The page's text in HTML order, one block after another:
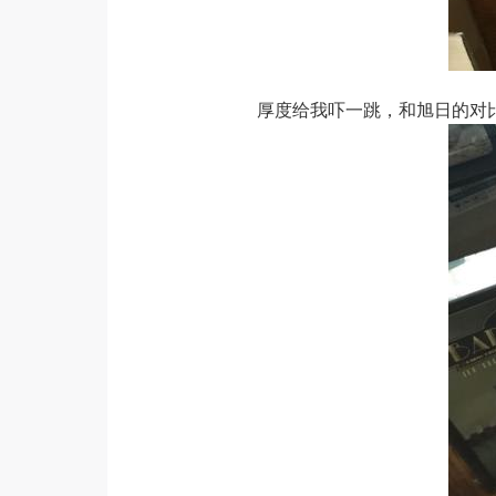
厚度给我吓一跳，和旭日的对